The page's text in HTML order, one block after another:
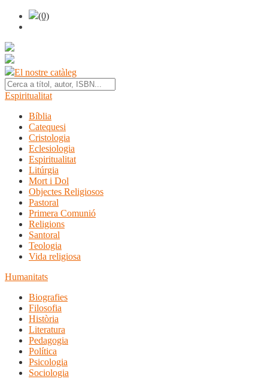
(0)
El nostre catàleg
Espiritualitat
Bíblia
Catequesi
Cristologia
Eclesiologia
Espiritualitat
Litúrgia
Mort i Dol
Objectes Religiosos
Pastoral
Primera Comunió
Religions
Santoral
Teologia
Vida religiosa
Humanitats
Biografies
Filosofia
Història
Literatura
Pedagogia
Política
Psicologia
Sociologia